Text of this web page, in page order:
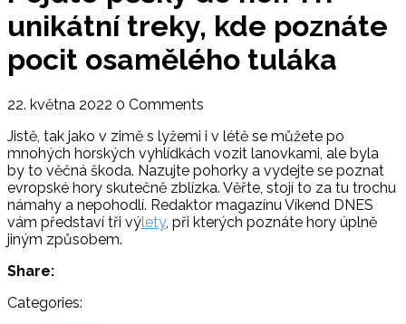
unikátní treky, kde poznáte
pocit osamělého tuláka
22. května 2022 0 Comments
Jistě, tak jako v zimě s lyžemi i v létě se můžete po
mnohých horských vyhlídkách vozit lanovkami, ale byla
by to věčná škoda. Nazujte pohorky a vydejte se poznat
evropské hory skutečně zblízka. Věřte, stojí to za tu trochu
námahy a nepohodlí. Redaktor magazínu Víkend DNES
vám představí tři výlety, při kterých poznáte hory úplně
jiným způsobem.
Share:
Categories: